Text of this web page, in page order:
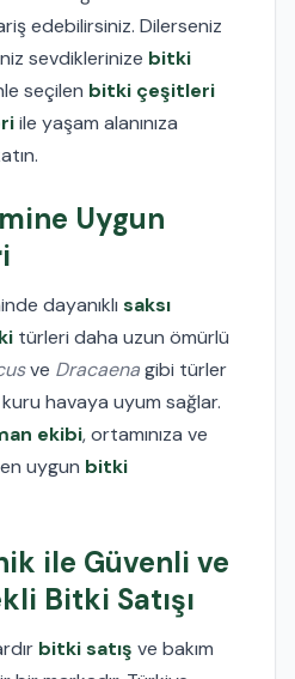
edebilirsiniz. Dilerseniz
sevdiklerinize bitki
seçilen bitki çeşitleri
ile yaşam alanınıza
Uygun
dayanıklı saksı
türleri daha uzun ömürlü
ve Dracaenagibi türler
kuru havaya uyum sağlar.
ekibi, ortamınıza ve
uygun bitki
ile Güvenli ve
Bitki Satışı
bitki satış ve bakım